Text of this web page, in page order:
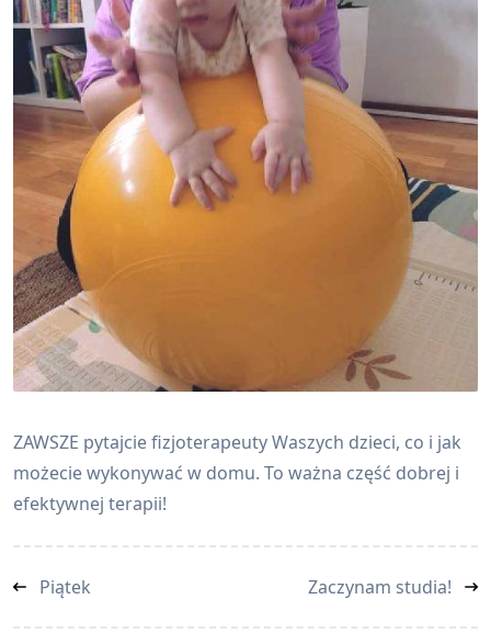
ZAWSZE pytajcie fizjoterapeuty Waszych dzieci, co i jak
możecie wykonywać w domu. To ważna część dobrej i
efektywnej terapii!
<spanPiątek Zaczynam studia!